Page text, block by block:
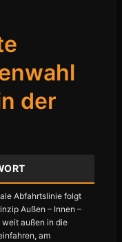
der
Abfahrtslinie folgt
Außen – Innen –
weit außen in die
am